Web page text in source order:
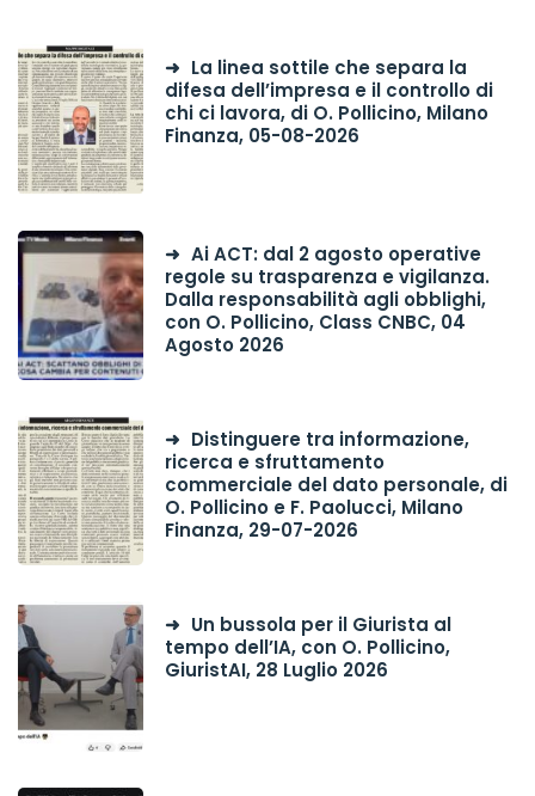
La linea sottile che separa la
difesa dell’impresa e il controllo di
chi ci lavora, di O. Pollicino, Milano
Finanza, 05-08-2026
Ai ACT: dal 2 agosto operative
regole su trasparenza e vigilanza.
Dalla responsabilità agli obblighi,
con O. Pollicino, Class CNBC, 04
Agosto 2026
Distinguere tra informazione,
ricerca e sfruttamento
commerciale del dato personale, di
O. Pollicino e F. Paolucci, Milano
Finanza, 29-07-2026
Un bussola per il Giurista al
tempo dell’IA, con O. Pollicino,
GiuristAI, 28 Luglio 2026